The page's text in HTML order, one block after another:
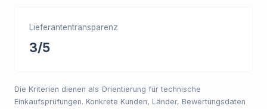
Lieferantentransparenz
3/5
Die Kriterien dienen als Orientierung für technische
Einkaufsprüfungen. Konkrete Kunden, Länder, Bewertungsdaten